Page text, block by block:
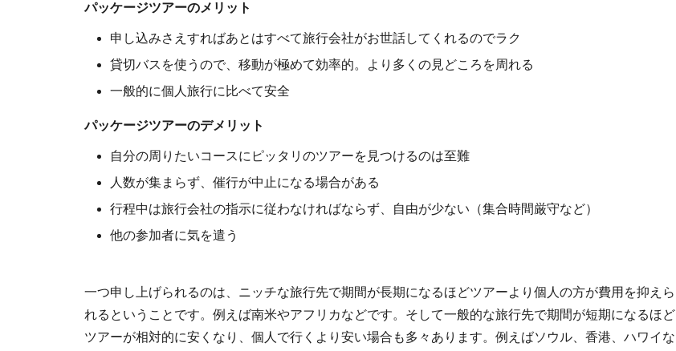
パッケージツアーのメリット
申し込みさえすればあとはすべて旅行会社がお世話してくれるのでラク
貸切バスを使うので、移動が極めて効率的。より多くの見どころを周れる
一般的に個人旅行に比べて安全
パッケージツアーのデメリット
自分の周りたいコースにピッタリのツアーを見つけるのは至難
人数が集まらず、催行が中止になる場合がある
行程中は旅行会社の指示に従わなければならず、自由が少ない（集合時間厳守など）
他の参加者に気を遣う
一つ申し上げられるのは、ニッチな旅行先で期間が長期になるほどツアーより個人の方が費用を抑えら
れるということです。例えば南米やアフリカなどです。そして一般的な旅行先で期間が短期になるほど
ツアーが相対的に安くなり、個人で行くより安い場合も多々あります。例えばソウル、香港、ハワイな